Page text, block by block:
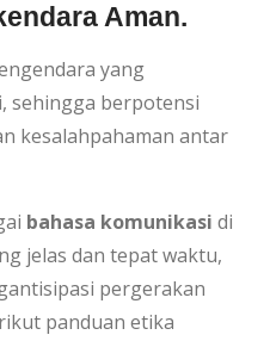
Aman.
yang
sehingga berpotensi
kesalahpahaman antar
bahasa komunikasi di
jelas dan tepat waktu,
pergerakan
panduan etika